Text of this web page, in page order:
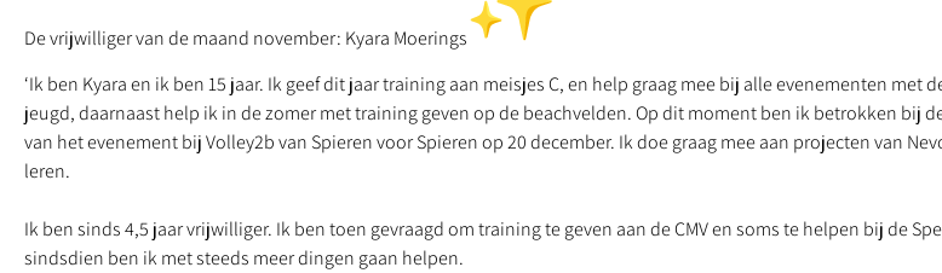
De vrijwilliger van de maand november: Kyara Moerings
‘Ik ben Kyara en ik ben 15 jaar. Ik geef dit jaar training aan meisjes C, en help graag mee bij alle evenementen met
jeugd, daarnaast help ik in de zomer met training geven op de beachvelden. Op dit moment ben ik betrokken bij
van het evenement bij Volley2b van Spieren voor Spieren op 20 december. Ik doe graag mee aan projecten van
leren.
Ik ben sinds 4,5 jaar vrijwilliger. Ik ben toen gevraagd om training te geven aan de CMV en soms te helpen bij de
sindsdien ben ik met steeds meer dingen gaan helpen.